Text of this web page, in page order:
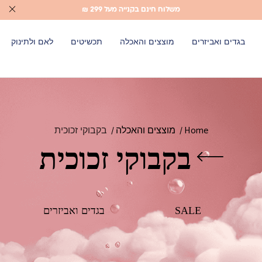
משלוח חינם בקנייה מעל 299 ₪
בגדים ואביזרים מוצצים והאכלה תכשיטים לאם ולתינוק
Home מוצצים והאכלה בקבוקי זכוכית
בקבוקי זכוכית
SALE בגדים ואביזרים